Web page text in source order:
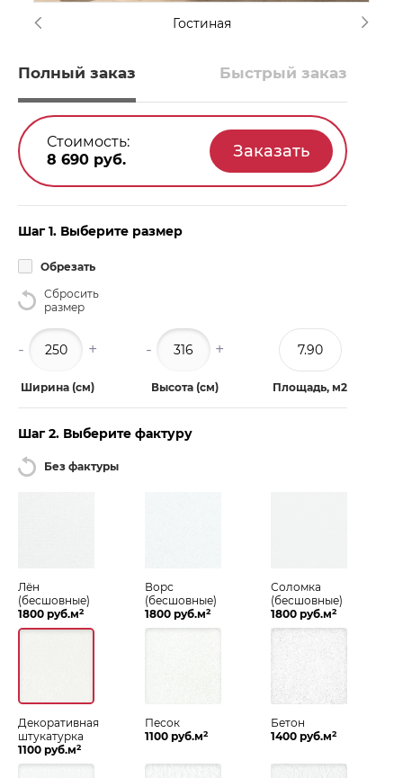
Гостиная
Полный заказ Быстрый заказ
Стоимость:
8 690 руб.
Шаг 1. Выберите размер
Обрезать
Сбросить
размер
- +
Ширина (см)
- +
Высота (см) Площадь, м2
Шаг 2. Выберите фактуру
Без фактуры
Лён
(бесшовные)
1800 руб.м2
Ворс
(бесшовные)
1800 руб.м2
Соломка
(бесшовные)
1800 руб.м2
Декоративная
штукатурка
1100 руб.м2
Песок
1100 руб.м2
Бетон
1400 руб.м2